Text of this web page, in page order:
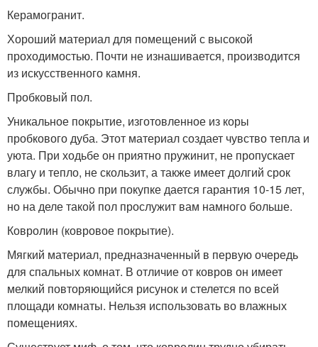
Керамогранит.
Хороший материал для помещений с высокой
проходимостью. Почти не изнашивается, производится
из искусственного камня.
Пробковый пол.
Уникальное покрытие, изготовленное из коры
пробкового дуба. Этот материал создает чувство тепла и
уюта. При ходьбе он приятно пружинит, не пропускает
влагу и тепло, не скользит, а также имеет долгий срок
службы. Обычно при покупке дается гарантия 10-15 лет,
но на деле такой пол прослужит вам намного больше.
Ковролин (ковровое покрытие).
Мягкий материал, предназначенный в первую очередь
для спальных комнат. В отличие от ковров он имеет
мелкий повторяющийся рисунок и стелется по всей
площади комнаты. Нельзя использовать во влажных
помещениях.